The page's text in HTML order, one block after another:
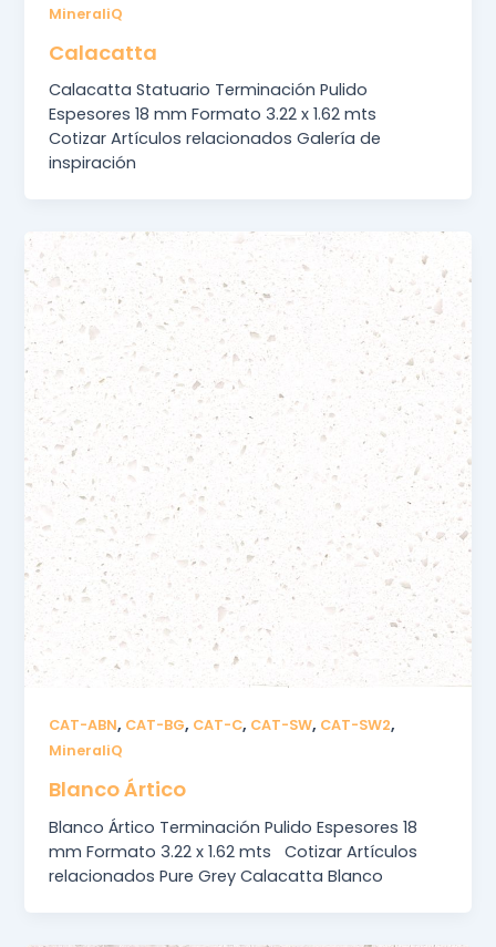
MineraliQ
Calacatta
Calacatta Statuario Terminación Pulido
Espesores 18 mm Formato 3.22 x 1.62 mts
Cotizar Artículos relacionados Galería de
inspiración
CAT-ABN, CAT-BG, CAT-C, CAT-SW, CAT-SW2,
MineraliQ
Blanco Ártico
Blanco Ártico Terminación Pulido Espesores 18
mm Formato 3.22 x 1.62 mts Cotizar Artículos
relacionados Pure Grey Calacatta Blanco